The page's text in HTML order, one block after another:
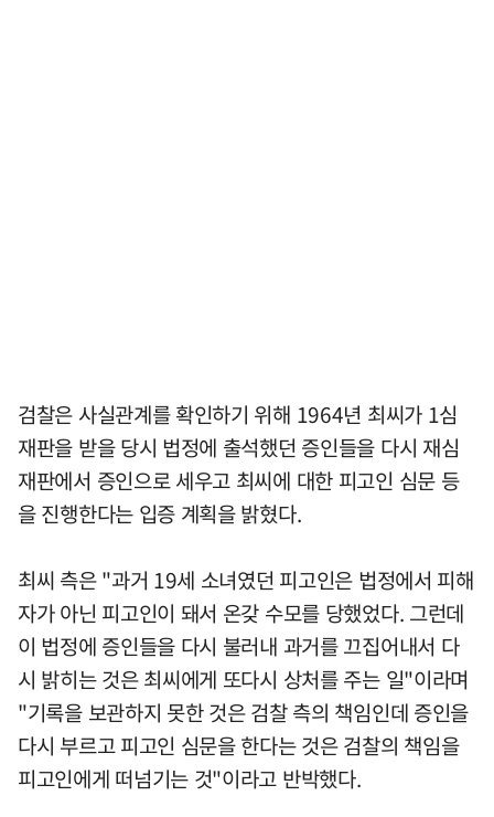
검찰은 사실관계를 확인하기 위해 1964년 최씨가 1심
재판을 받을 당시 법정에 출석했던 증인들을 다시 재심
재판에서 증인으로 세우고 최씨에 대한 피고인 심문 등
을 진행한다는 입증 계획을 밝혔다.
최씨 측은 "과거 19세 소녀였던 피고인은 법정에서 피해
자가 아닌 피고인이 돼서 온갖 수모를 당했었다. 그런데
이 법정에 증인들을 다시 불러내 과거를 끄집어내서 다
시 밝히는 것은 최씨에게 또다시 상처를 주는 일"이라며
"기록을 보관하지 못한 것은 검찰 측의 책임인데 증인을
다시 부르고 피고인 심문을 한다는 것은 검찰의 책임을
피고인에게 떠넘기는 것"이라고 반박했다.